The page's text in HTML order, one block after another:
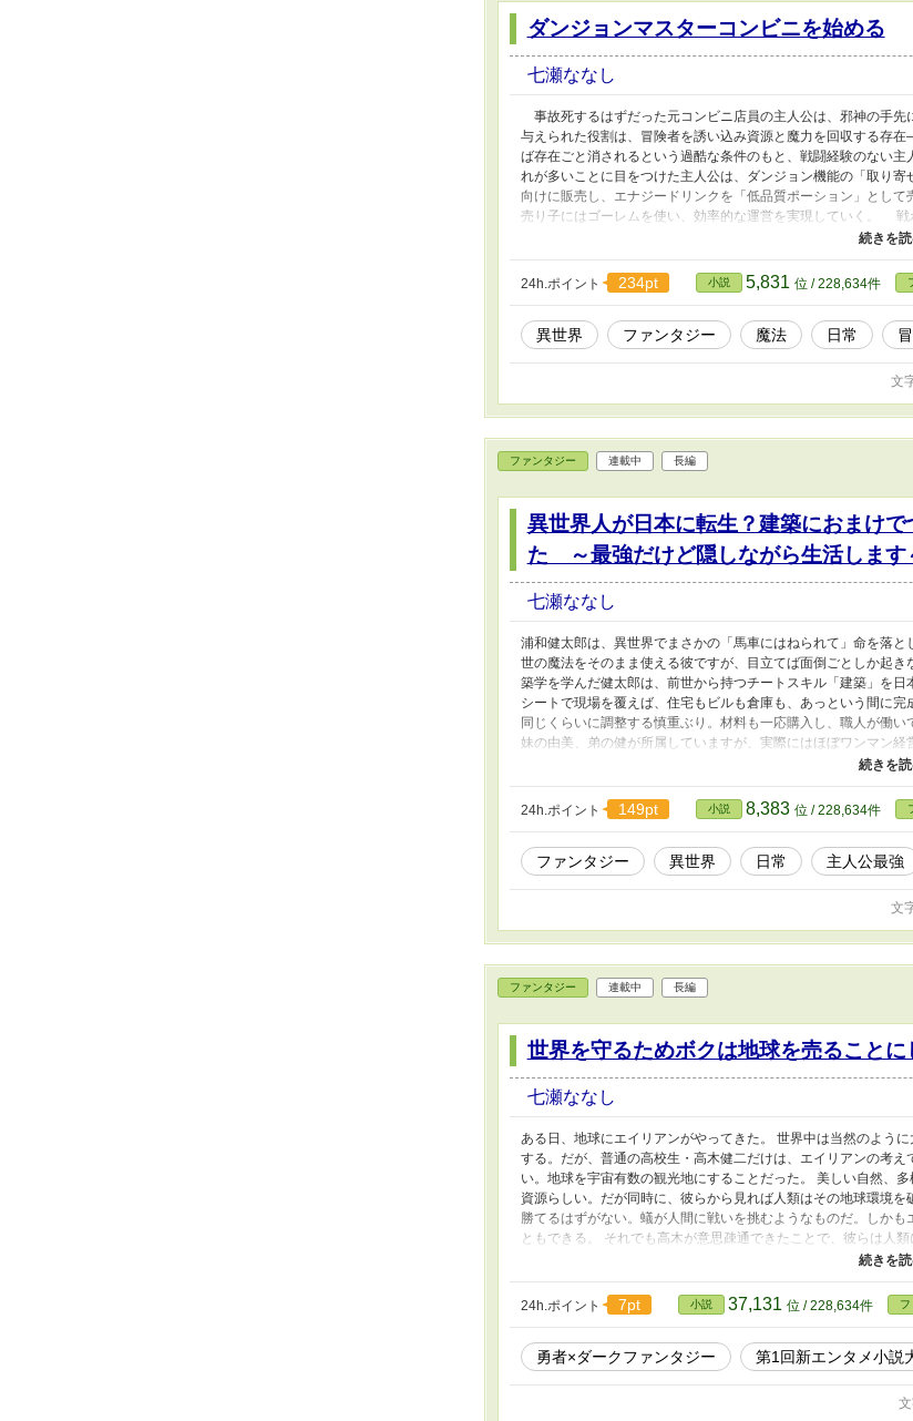
ダンジョンマスターコンビニを始める
七瀬ななし
事故死するはずだった元コンビニ店員の主人公は、邪神の手先
与えられた役割は、冒険者を誘い込み資源と魔力を回収する存
ば存在ごと消されるという過酷な条件のもと、戦闘経験のない
れが多いことに目をつけた主人公は、ダンジョン機能の「取り
向けに販売し、エナジードリンクを「低品質ポーション」とし
売り子にはゴーレムを使い、効率的な運営を実現していく。 戦
やがて冒険者たちの間で話題となり、常識を覆す存在へと発展
24h.ポイント
234pt 小説 5,831 位 / 228,634件
異世界 ファンタジー 魔法 日常
文
ファンタジー 連載中 長編
異世界人が日本に転生？建築におまけ
た ～最強だけど隠しながら生活します
七瀬ななし
浦和健太郎は、異世界でまさかの「馬車にはねられて」命を落
世の魔法をそのまま使える彼ですが、目立てば面倒ごとしか起
築学を学んだ健太郎は、前世から持つチートスキル「建築」を
シートで現場を覆えば、住宅もビルも倉庫も、あっという間に
同じくらいに調整する慎重ぶり。材料も一応購入し、職人が働
妹の由美、弟の健が所属していますが、実際にはほぼワンマン
されています。 しかし、この建築スキルには本人すら知らない
だったのです。 平穏なスローライフを望む健太郎ですが、今日
という依頼が、世界を巻き込む大事件へと発展していくのでした
24h.ポイント 149pt 小説 8,383 位 / 228,634件
ファンタジー 異世界 日常 主人公最強
文
ファンタジー 連載中 長編
世界を守るためボクは地球を売ることに
七瀬ななし
ある日、地球にエイリアンがやってきた。 世界中は当然のよう
する。だが、普通の高校生・高木健二だけは、エイリアンの考
い。地球を宇宙有数の観光地にすることだった。 美しい自然、
資源らしい。だが同時に、彼らから見れば人類はその地球環境
勝てるはずがない。蟻が人間に戦いを挑むようなものだ。しか
ともできる。 それでも高木が意思疎通できたことで、彼らは人
観光地としてふさわしい星にすること。 高木は決断する。 世界
い。憎まれてもいい。人類が滅ぶよりは、ずっとましだ。 そし
にしたいエイリアンと、人類を救うために人類の敵となった少
24h.ポイント 7pt 小説 37,131 位 / 228,634件
勇者×ダークファンタジー 第1回新エンタメ小説